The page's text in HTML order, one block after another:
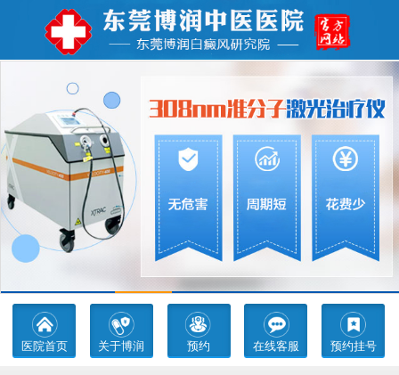
医院首页 关于博润 预约 在线客服 预约挂号